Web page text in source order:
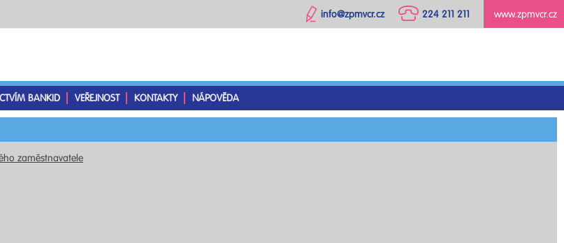
www.zpmvcr.cz
224 211 211
info@zpmvcr.cz
BANKID VEŘEJNOST KONTAKTY NÁPOVĚDA
zaměstnavatele